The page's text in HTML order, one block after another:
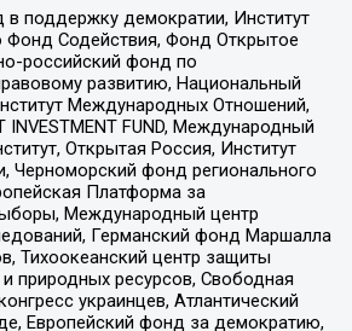
поддержку демократии, Институт
Содействия, Фонд Открытое
российский фонд по
развитию, Национальный
Международных Отношений,
INVESTMENT FUND, Международный
Открытая Россия, Институт
Черноморский фонд регионального
Платформа за
Международный центр
Германский фонд Маршалла
Тихоокеанский центр защиты
природных ресурсов, Свободная
украинцев, Атлантический
Европейский фонд за демократию,